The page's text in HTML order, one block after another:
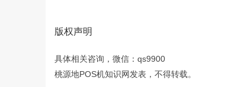
版权声明
具体相关咨询，微信：qs9900
桃源地POS机知识网发表，不得转载。